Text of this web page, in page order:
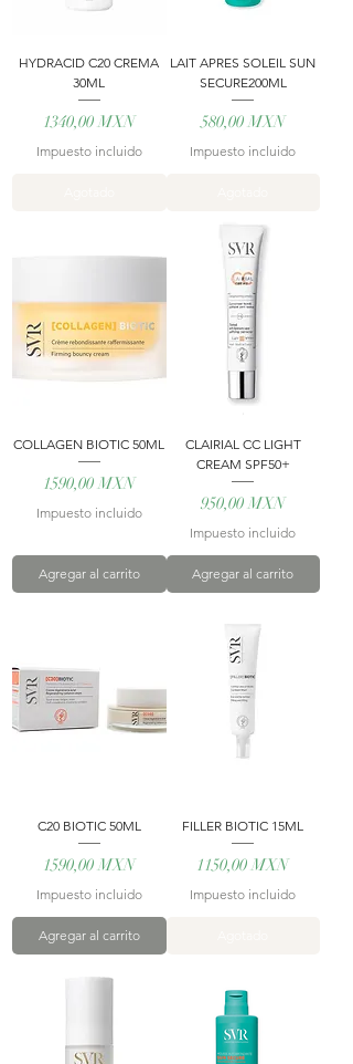
HYDRACID C20 CREMA
30ML
Precio
1340,00 MXN
Impuesto incluido
LAIT APRES SOLEIL SUN
SECURE200ML
Precio
580,00 MXN
Impuesto incluido
COLLAGEN BIOTIC 50ML
Precio
1590,00 MXN
Impuesto incluido
Agregar al carrito
CLAIRIAL CC LIGHT
CREAM SPF50+
Precio
950,00 MXN
Impuesto incluido
Agregar al carrito
C20 BIOTIC 50ML
Precio
1590,00 MXN
Impuesto incluido
Agregar al carrito
FILLER BIOTIC 15ML
Precio
1150,00 MXN
Impuesto incluido